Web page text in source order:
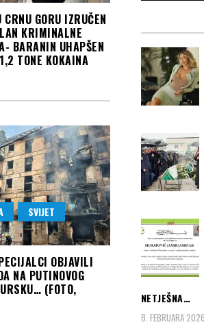
GORU IZRUČEN
KRIMINALNE
BARANIN UHAPŠEN
TONE KOKAINA
SVIJET
OBJAVILI
NA PUTINOVOG
(FOTO,
NETJEŠNA…
8. FEBRUARA 2026